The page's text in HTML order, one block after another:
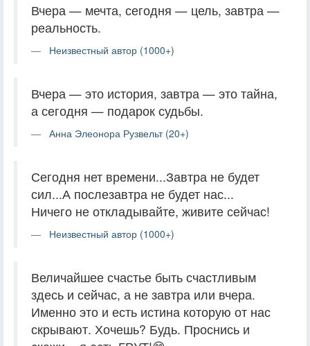
Вчера — мечта, сегодня — цель, завтра —
реальность.
Неизвестный автор (1000+)
Вчера — это история, завтра — это тайна,
а сегодня — подарок судьбы.
Анна Элеонора Рузвельт (20+)
Сегодня нет времени...Завтра не будет
сил...А послезавтра не будет нас...
Ничего не откладывайте, живите сейчас!
Неизвестный автор (1000+)
Величайшее счастье быть счастливым
здесь и сейчас, а не завтра или вчера.
Именно это и есть истина которую от нас
скрывают. Хочешь? Будь. Проснись и